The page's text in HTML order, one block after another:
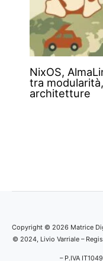
NixOS,
tra
architetture
Copyright © 2026 Matrice
© 2024, Livio Varriale –
– P.IVA